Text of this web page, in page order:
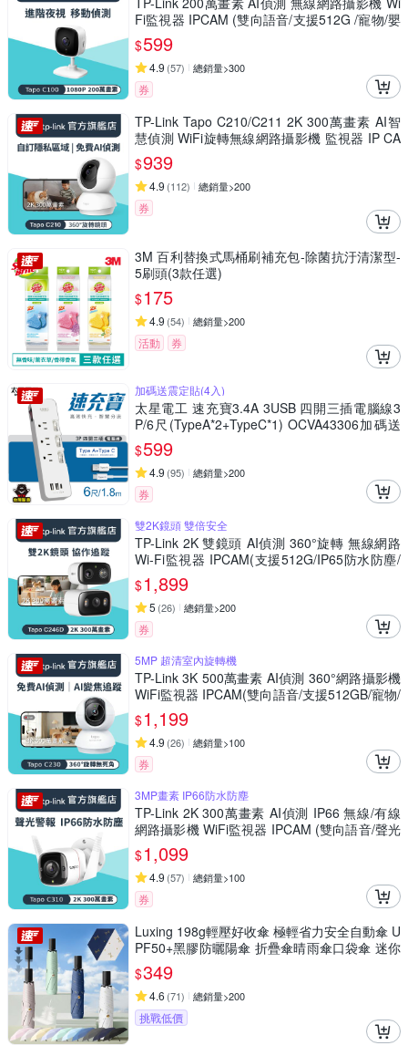
Fi監視器 IPCAM (雙向語音/支援512G /寵物/嬰
兒/長輩/Tapo C100)
$599
4.9 (57) 總銷量>300
券
TP-Link Tapo C210/C211 2K 300萬畫素 AI智
慧偵測 WiFi旋轉無線網路攝影機 監視器 IP CA
M(360°旋轉/哭聲偵測/支援512G)
$939
4.9 (112) 總銷量>200
券
3M 百利替換式馬桶刷補充包-除菌抗汙清潔型-
5刷頭(3款任選)
$175
4.9 (54) 總銷量>200
活動 券
加碼送震定貼(4入)
太星電工 速充寶3.4A 3USB 四開三插電腦線3
P/6尺(TypeA*2+TypeC*1) OCVA43306加碼送
震定貼(4入)
$599
4.9 (95) 總銷量>200
券
雙2K鏡頭 雙倍安全
TP-Link 2K 雙鏡頭 AI偵測 360°旋轉 無線網路
Wi-Fi監視器 IPCAM(支援512G/IP65防水防塵/
Tapo C246D)
$1,899
5 (26) 總銷量>200
券
5MP 超清室內旋轉機
TP-Link 3K 500萬畫素 AI偵測 360°網路攝影機
WiFi監視器 IPCAM(雙向語音/支援512GB/寵物/
嬰兒/長輩/Tapo C230 )
$1,199
4.9 (26) 總銷量>100
券
3MP畫素 IP66防水防塵
TP-Link 2K 300萬畫素 AI偵測 IP66 無線/有線
網路攝影機 WiFi監視器 IPCAM (雙向語音/聲光
警報/Tapo C310)
$1,099
4.9 (57) 總銷量>100
券
Luxing 198g輕壓好收傘 極輕省力安全自動傘 U
PF50+黑膠防曬陽傘 折疊傘晴雨傘口袋傘 迷你
輕量傘
$349
4.6 (71) 總銷量>200
挑戰低價